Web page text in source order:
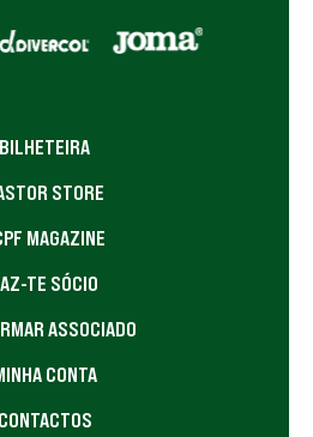
BILHETEIRA
STORE
MAGAZINE
TE SÓCIO
ASSOCIADO
CONTA
CONTACTOS